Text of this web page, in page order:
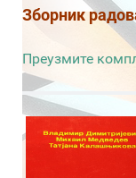
Зборник
Преузмите